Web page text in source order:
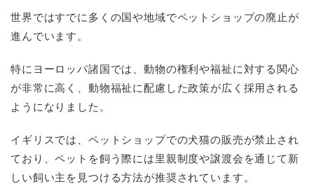
世界ではすでに多くの国や地域でペットショップの廃止が
進んでいます。
特にヨーロッパ諸国では、動物の権利や福祉に対する関心
が非常に高く、動物福祉に配慮した政策が広く採用される
ようになりました。
イギリスでは、ペットショップでの犬猫の販売が禁止され
ており、ペットを飼う際には里親制度や譲渡会を通じて新
しい飼い主を見つける方法が推奨されています。